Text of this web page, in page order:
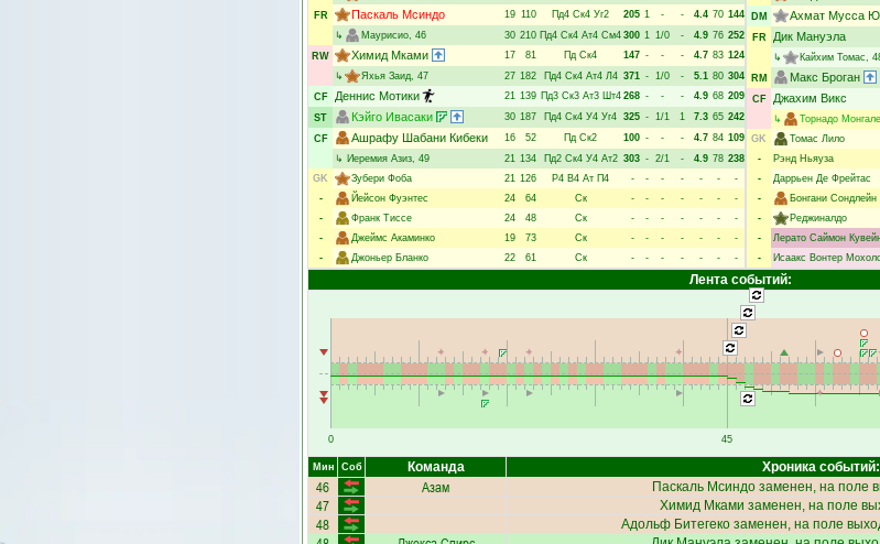
FR
Паскаль Мсиндо 19 110 Пд4 Ск4 Уг2 205 1 - - 4.4 70 144
↳
Маурисио, 46 30 210 Пд4 Ск4 Ат4 См4 300 1 1/0 - 4.9 76 252
RW
Химид Мками 17 81 Пд Ск4 147 - - - 4.7 83 124
↳
Яхья Заид, 47 27 182 Пд4 Ск4 Ат4 Л4 371 - 1/0 - 5.1 80 304
CF
Деннис Мотики 21 139 Пд3 Ск3 Ат3 Шт4 268 - - - 4.9 68 209
ST
Кэйго Ивасаки 30 187 Пд4 Ск4 У4 Уг4 325 - 1/1 1 7.3 65 242
CF
Ашрафу Шабани Кибеки 16 52 Пд Ск2 100 - - - 4.7 84 109
↳ Иеремия Азиз, 49 21 134 Пд2 Ск4 У4 Ат2 303 - 2/1 - 4.9 78 238
GK
Зубери Фоба 21 126 Р4 В4 Ат П4 - - - - - -
-
-
Йейсон Фуэнтес 24 64 Ск - - - - - -
-
-
Франк Тиссе 24 48 Ск - - - - - -
-
-
Джеймс Акаминко 19 73 Ск - - - - - -
-
-
Джоньер Бланко 22 61 Ск - - - - - - -
DM
Ахмат Мусса
FR
Дик Мануэла
↳
Кайхим Томас,
RM
Макс Броган
CF
Джахим Викс
↳
Торнадо Монгале
GK
Томас Лило
-
Рэнд Ньяуза
-
Даррьен Де Фрейтас
-
Бонгани Сондлейн
-
Реджиналдо
-
Лерато Саймон
-
Исаакс Вонтер
Лента событий:
0 45
Мин Соб Команда Хроника событий:
46 Азам Паскаль Мсиндозаменен, на поле
47 Химид Мками заменен, на поле
48 Адольф Битегеко заменен, на поле